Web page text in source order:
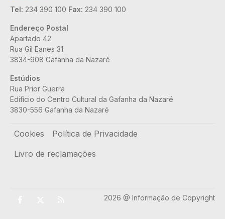
Tel: 234 390 100 Fax: 234 390 100
Endereço Postal
Apartado 42
Rua Gil Eanes 31
3834-908 Gafanha da Nazaré
Estúdios
Rua Prior Guerra
Edifício do Centro Cultural da Gafanha da Nazaré
3830-556 Gafanha da Nazaré
Rodapé
Cookies
Política de Privacidade
Livro de reclamações
2026 @ Informação de Copyright